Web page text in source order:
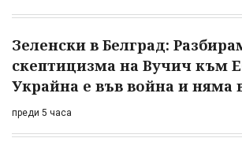
Зеленски в Белград:
скептицизма на Вучич към
Украйна е във война и няма
преди 5 часа